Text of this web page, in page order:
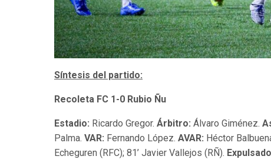
Síntesis del partido:
Recoleta FC 1-0 Rubio Ñu
Estadio: Ricardo Gregor. Árbitro: Álvaro Giménez.
Palma. VAR: Fernando López. AVAR: Héctor
Echeguren (RFC); 81’ Javier Vallejos (RÑ).